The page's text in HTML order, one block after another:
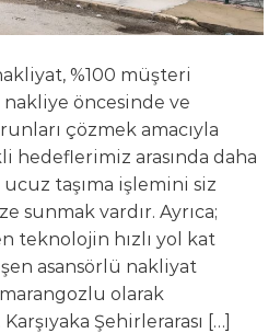
%100 müşteri
öncesinde ve
çözmek amacıyla
arasında daha
ucuz taşıma işlemini siz
sunmak vardır. Ayrıca;
teknolojin hızlı yol kat
asansörlü nakliyat
olarak
Şehirlerarası […]